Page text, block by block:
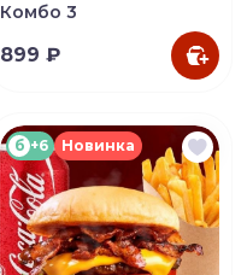
Комбо 3
899 ₽
б +6 Новинка